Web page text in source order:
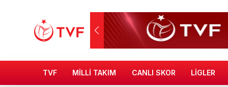
TVF MİLLİ TAKIM CANLI SKOR LİGLER